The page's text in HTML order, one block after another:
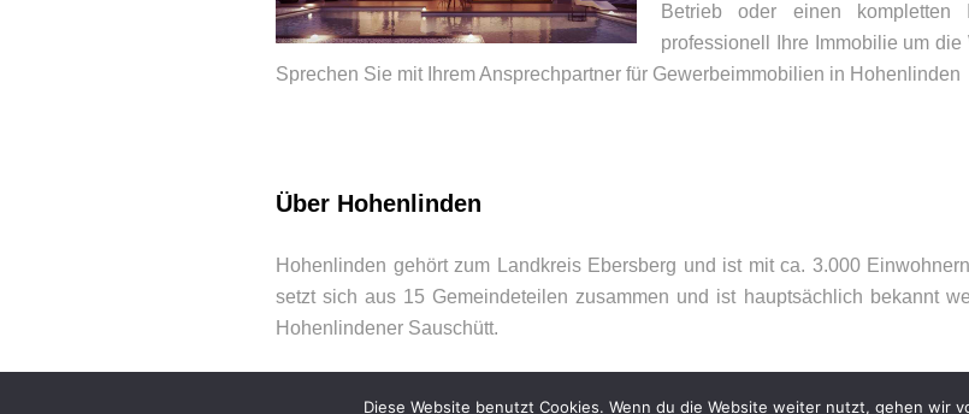
Betrieb oder einen kompletten
professionell Ihre Immobilie um
Sprechen Sie mit Ihrem Ansprechpartner für Gewerbeimmobilien in Hohenlinden
Über Hohenlinden
Hohenlinden gehört zum Landkreis Ebersberg und ist mit ca. 3.000
setzt sich aus 15 Gemeindeteilen zusammen und ist hauptsächlich bekannt
Hohenlindener Sauschütt.
BEWERTUNGEN
Diese Website benutzt Cookies. Wenn du die Website weiter nutzt, gehen wir